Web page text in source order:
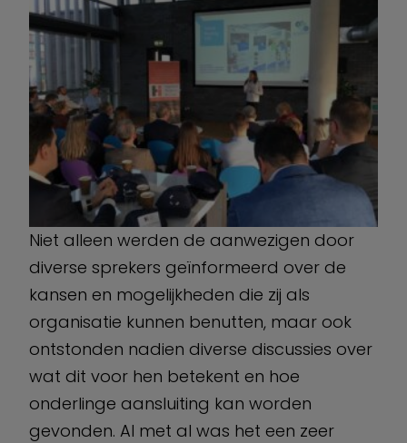
Niet alleen werden de aanwezigen door
diverse sprekers geïnformeerd over de
kansen en mogelijkheden die zij als
organisatie kunnen benutten, maar ook
ontstonden nadien diverse discussies over
wat dit voor hen betekent en hoe
onderlinge aansluiting kan worden
gevonden. Al met al was het een zeer